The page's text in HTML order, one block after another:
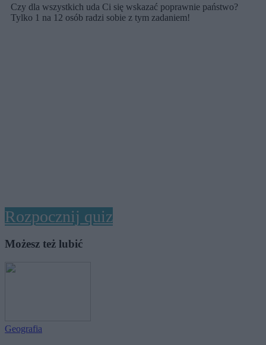
Czy dla wszystkich uda Ci się wskazać poprawnie państwo?
Tylko 1 na 12 osób radzi sobie z tym zadaniem!
Rozpocznij quiz
Możesz też lubić
Geografia